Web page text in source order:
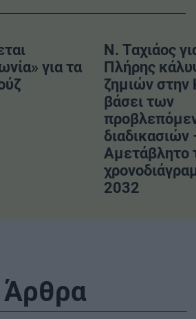
για τα
Ν. Ταχιάος
Πλήρης
ζημιών στην
βάσει των
διαδικασιών
Αμετάβλητο
2032
Άρθρα